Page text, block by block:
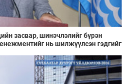
засвар, шинэчлэлийг бүрэн
нь шилжүүлсэн гэдгийг